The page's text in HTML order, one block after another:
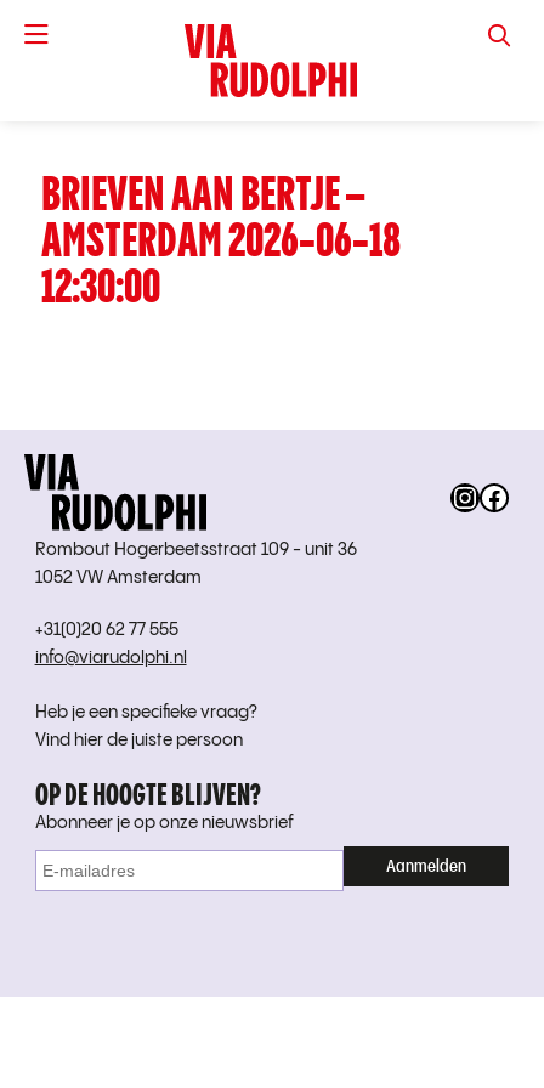
VIA
BRIEVEN AAN BERTJE –
AMSTERDAM 2026-06-18
12:30:00
Rombout Hogerbeetsstraat 109 - unit 36
1052 VW Amsterdam
+31(0)20 62 77 555
info@viarudolphi.nl
Heb je een specifieke vraag?
Vind hier de juiste persoon
OP DE HOOGTE BLIJVEN?
Abonneer je op onze nieuwsbrief